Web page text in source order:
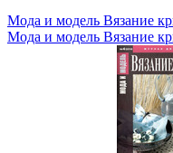
Мода и модель Вязание
Мода и модель Вязание